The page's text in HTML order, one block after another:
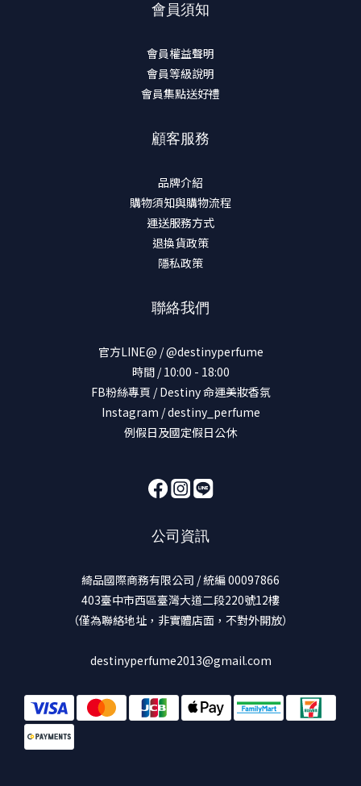
會員須知
會員權益聲明
會員等級說明
會員集點送好禮
顧客服務
品牌介紹
購物須知與購物流程
運送服務方式
退換貨政策
隱私政策
聯絡我們
官方LINE@ / @destinyperfume
時間 / 10:00 - 18:00
FB粉絲專頁 / Destiny 命運美妝香氛
Instagram / destiny_perfume
例假日及國定假日公休
公司資訊
綺品國際商務有限公司 / 統編 00097866
403臺中市西區臺灣大道二段220號12樓
（僅為聯絡地址，非實體店面，不對外開放）
destinyperfume2013@gmail.com